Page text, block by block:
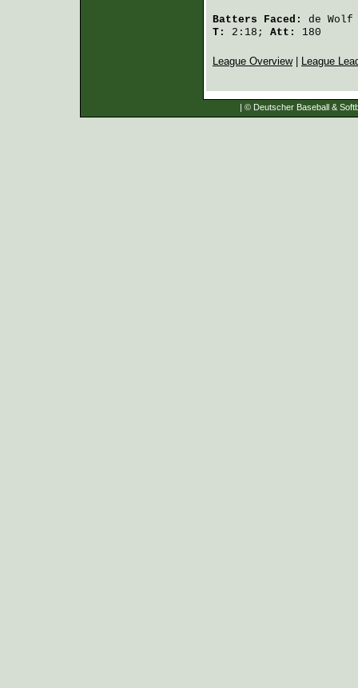
Batters Faced: de Wolf
T:
2:18; Att: 180
League Overview| League
| © Deutscher Baseball &